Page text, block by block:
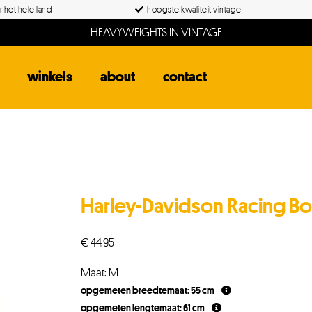
het hele land hoogste kwaliteit vintage
HEAVYWEIGHTS IN VINTAGE
winkels about contact
Harley-Davidson Racing
€44,95
Maat: M
opgemeten breedtemaat: 55 cm
opgemeten lengtemaat: 61 cm